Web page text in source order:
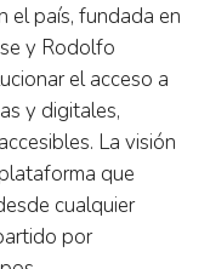
el país, fundada en
y Rodolfo
el acceso a
y digitales,
La visión
que
cualquier
por